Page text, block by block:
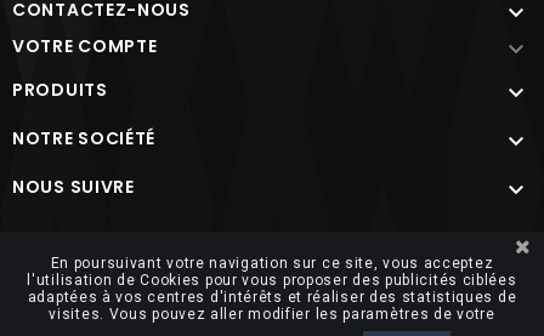
CONTACTEZ-NOUS 
VOTRE COMPTE 
PRODUITS 
NOTRE SOCIÉTÉ 
NOUS SUIVRE 
En poursuivant votre navigation sur ce site, vous acceptez
l'utilisation de Cookies pour vous proposer des publicités ciblées
adaptées à vos centres d'intérêts et réaliser des statistiques de
visites. Vous pouvez aller modifier les paramètres de votre